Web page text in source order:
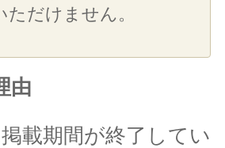
だけません。
由
載期間が終了してい